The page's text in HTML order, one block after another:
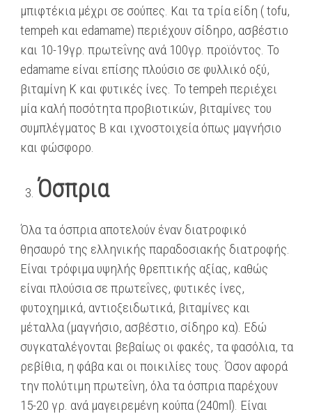
μπιφτέκια μέχρι σε σούπες. Και τα τρία είδη ( tofu,
tempeh και edamame) περιέχουν σίδηρο, ασβέστιο
και 10-19γρ. πρωτεΐνης ανά 100γρ. προϊόντος. Το
edamame είναι επίσης πλούσιο σε φυλλικό οξύ,
βιταμίνη Κ και φυτικές ίνες. Το tempeh περιέχει
μία καλή ποσότητα προβιοτικών, βιταμίνες του
συμπλέγματος Β και ιχνοστοιχεία όπως μαγνήσιο
και φώσφορο.
Όσπρια
Όλα τα όσπρια αποτελούν έναν διατροφικό
θησαυρό της ελληνικής παραδοσιακής διατροφής.
Είναι τρόφιμα υψηλής θρεπτικής αξίας, καθώς
είναι πλούσια σε πρωτεΐνες, φυτικές ίνες,
φυτοχημικά, αντιοξειδωτικά, βιταμίνες και
μέταλλα (μαγνήσιο, ασβέστιο, σίδηρο κα). Εδώ
συγκαταλέγονται βεβαίως οι φακές, τα φασόλια, τα
ρεβίθια, η φάβα και οι ποικιλίες τους. Όσον αφορά
την πολύτιμη πρωτεΐνη, όλα τα όσπρια παρέχουν
15-20 γρ. ανά μαγειρεμένη κούπα (240ml). Είναι